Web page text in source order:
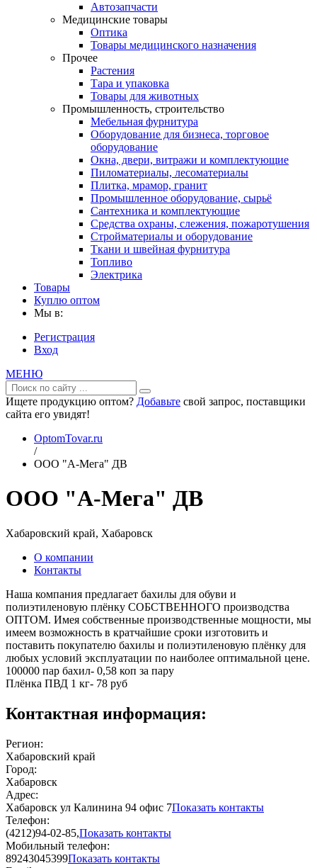
Автозапчасти
Медицинские товары
Оптика
Товары медицинского назначения
Прочее
Растения
Тара и упаковка
Товары для животных
Промышленность, строительство
Мебельная фурнитура
Оборудование для бизнеса, торговое
оборудование
Окна, двери, витражи и комплектующие
Пиломатериалы, лесоматериалы
Плитка, мрамор, гранит
Промышленное оборудование, сырьё
Сантехника и комплектующие
Средства охраны, слежения, пожаротушения
Стройматериалы и оборудование
Ткани и швейная фурнитура
Топливо
Электрика
Товары
Куплю оптом
Мы в:
Регистрация
Вход
МЕНЮ
Ищете продукцию оптом? Добавьте свой запрос, поставщики
сайта его увидят!
OptomTovar.ru
/
ООО "А-Мега" ДВ
ООО "А-Мега" ДВ
Хабаровский край, Хабаровск
О компании
Контакты
Наша компания предлагает бахилы для обуви и
полиэтиленовую плёнку СОБСТВЕННОГО производства
ОПТОМ. Имея собственные производственные мощности, мы
имеем возможность в кратчайшие сроки изготовить и
поставить покупателю бахилы и полиэтиленовую плёнку для
любых условий эксплуатации по наиболее оптимальной цене.
100000 пар бахил- 0,58 коп за пару
Плёнка ПВД 1 кг- 78 руб
Контактная информация:
Регион:
Хабаровский край
Город:
Хабаровск
Адрес:
Хабаровск ул Калинина 94 офис 7Показать контакты
Телефон:
(4212)94-02-85,Показать контакты
Мобильный телефон:
89243045399Показать контакты